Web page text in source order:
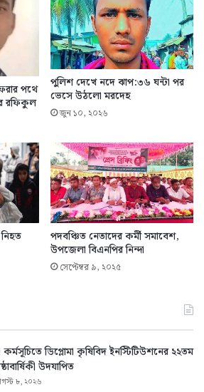
পথে
রফিকুল
পুলিশ দেখে নদে ঝাপ:৩৬ ঘন্টা পর
ভেসে উঠলো মরদেহ
জুন ১০, ২০২৬
পদবঞ্চিত নেতাদের কর্মী সমাবেশ,
উপজেলা বিএনপির নিন্দা
সেপ্টেম্বর ৯, ২০২৫
কর্মসূচিতে ডিপ্লোমা কৃষিবিদ ইনস্টিটিউশনের ২২তম
উদযাপিত
৮, ২০২৬